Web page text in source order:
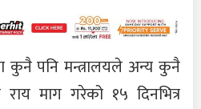
पनि मन्त्रालयले अन्य कुनै
माग गरेको १५ दिनभित्र